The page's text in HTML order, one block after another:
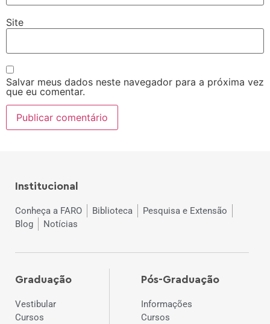
Site
Salvar meus dados neste navegador para a próxima vez
que eu comentar.
Institucional
Conheça a FARO Biblioteca
Pesquisa e Extensão
Blog
Notícias
Graduação
Vestibular
Cursos
Pós-Graduação
Informações
Cursos